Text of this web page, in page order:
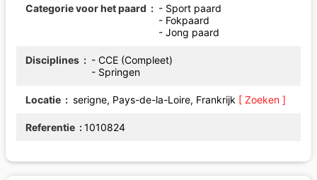
Categorie voor het paard
- Sport paard
- Fokpaard
- Jong paard
Disciplines
- CCE (Compleet)
- Springen
Locatie serigne, Pays-de-la-Loire, Frankrijk [ Zoeken ]
Referentie 1010824